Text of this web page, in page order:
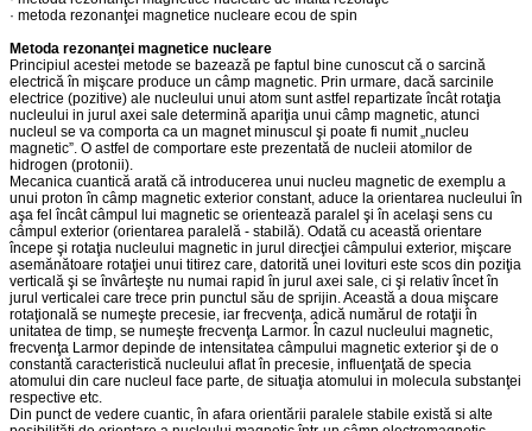
· metoda rezonanţei magnetice nucleare ecou de spin
Metoda rezonanţei magnetice nucleare
Principiul acestei metode se bazează pe faptul bine cunoscut că o sarcină
electrică în mişcare produce un câmp magnetic. Prin urmare, dacă sarcinile
electrice (pozitive) ale nucleului unui atom sunt astfel repartizate încât rotaţia
nucleului in jurul axei sale determină apariţia unui câmp magnetic, atunci
nucleul se va comporta ca un magnet minuscul şi poate fi numit „nucleu
magnetic”. O astfel de comportare este prezentată de nucleii atomilor de
hidrogen (protonii).
Mecanica cuantică arată că introducerea unui nucleu magnetic de exemplu a
unui proton în câmp magnetic exterior constant, aduce la orientarea nucleului în
aşa fel încât câmpul lui magnetic se orientează paralel şi în acelaşi sens cu
câmpul exterior (orientarea paralelă - stabilă). Odată cu această orientare
începe şi rotaţia nucleului magnetic in jurul direcţiei câmpului exterior, mişcare
asemănătoare rotaţiei unui titirez care, datorită unei lovituri este scos din poziţia
verticală şi se învârteşte nu numai rapid în jurul axei sale, ci şi relativ încet în
jurul verticalei care trece prin punctul său de sprijin. Această a doua mişcare
rotaţională se numeşte precesie, iar frecvenţa, adică numărul de rotaţii în
unitatea de timp, se numeşte frecvenţa Larmor. În cazul nucleului magnetic,
frecvenţa Larmor depinde de intensitatea câmpului magnetic exterior şi de o
constantă caracteristică nucleului aflat în precesie, influenţată de specia
atomului din care nucleul face parte, de situaţia atomului in molecula substanţei
respective etc.
Din punct de vedere cuantic, în afara orientării paralele stabile există si alte